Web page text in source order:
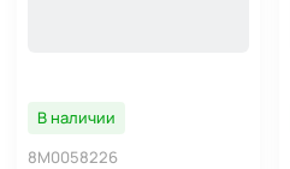
В наличии
8M0058226